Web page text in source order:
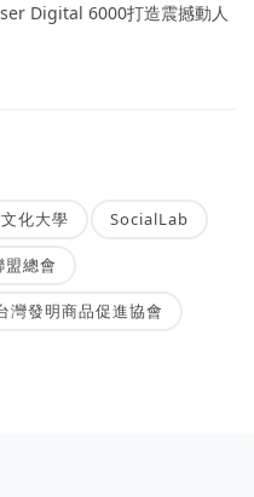
Digital 6000打造震撼動人
化大學 SocialLab
總會
灣發明商品促進協會